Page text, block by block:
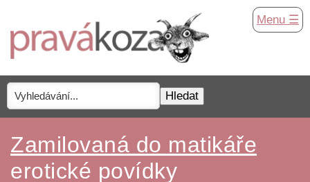
Menu ☰
Zamilovaná do matikáře
erotické povídky